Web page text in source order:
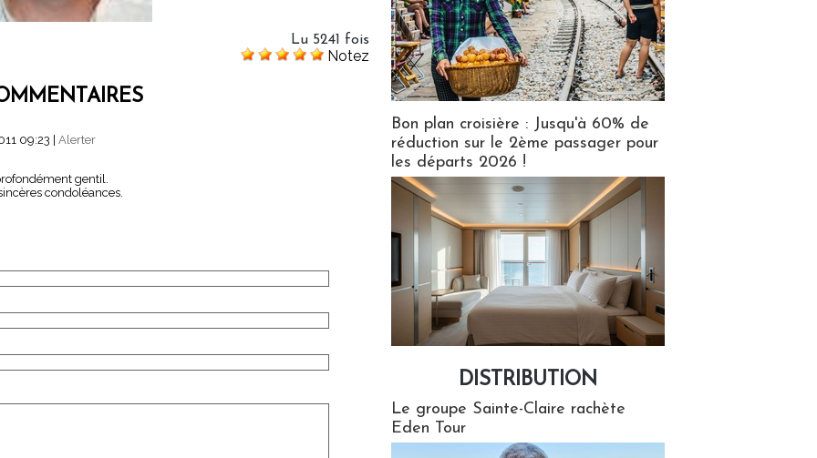
Lu 5241 fois
Notez
09:23
Alerter
gentil.
condoléances.
Bon plan croisière : Jusqu'à 60% de
réduction sur le 2ème passager pour
les départs 2026 !
DISTRIBUTION
Le groupe Sainte-Claire rachète
Eden Tour